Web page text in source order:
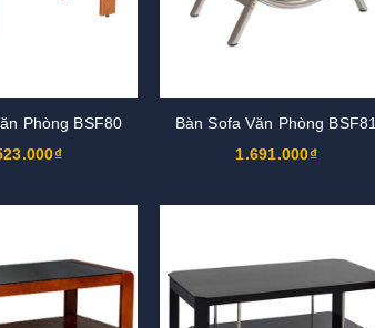
Phòng BSF80
Bàn Sofa Văn Phòng BSF81
1.691.000₫